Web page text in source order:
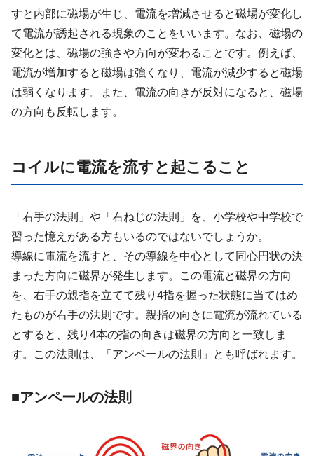
すと内部に磁場が生じ、電流を増減させると磁場が変化し
て電流が誘起される現象のことをいいます。なお、磁場の
変化とは、磁場の強さや方向が変わることです。例えば、
電流が増加すると磁場は強くなり、電流が減少すると磁場
は弱くなります。また、電流の向きが反対になると、磁場
の方向も反転します。
コイルに電流を流すと起こること
「右手の法則」や「右ねじの法則」を、小学校や中学校で
習った憶えがある方もいるのではないでしょうか。
導線に電流を流すと、その導線を中心として同心円状の決
まった方向に磁界が発生します。この電流と磁界の方向
を、右手の親指を立てて残り4指を握った状態に当てはめ
たものが右手の法則です。親指の向きに電流が流れている
とすると、残り4本の指の向きは磁界の方向と一致しま
す。この法則は、「アンペールの法則」とも呼ばれます。
■アンペールの法則